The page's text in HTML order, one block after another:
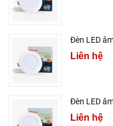
Đèn LED
Liên hệ
Đèn LED
Liên hệ